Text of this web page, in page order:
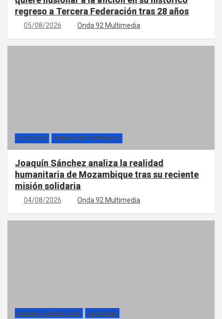
regreso a Tercera Federación tras 28 años
05/08/2026 Onda 92 Multimedia
SECCIONES TIEMPOS DE ESPERANZA
Joaquín Sánchez analiza la realidad
humanitaria de Mozambique tras su reciente
misión solidaria
04/08/2026 Onda 92 Multimedia
RECETAS COMPARTIDAS SECCIONES